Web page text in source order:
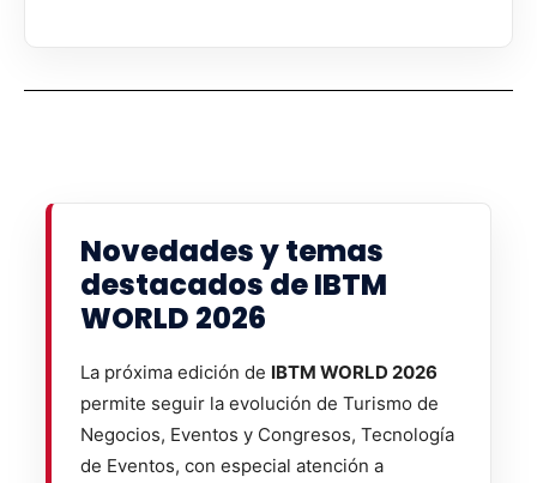
Novedades y temas
destacados de IBTM
WORLD 2026
La próxima edición de IBTM WORLD 2026
permite seguir la evolución de Turismo de
Negocios, Eventos y Congresos, Tecnología
de Eventos, con especial atención a